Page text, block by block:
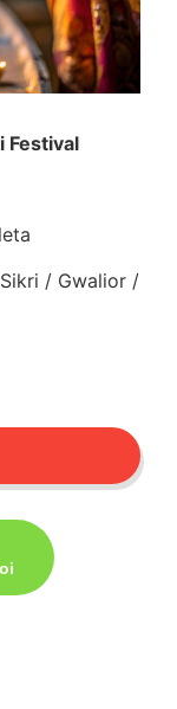
Festival
/ Gwalior /